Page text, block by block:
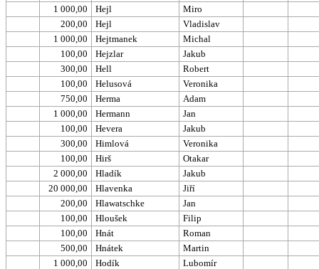
1 000,00
Hejl
Miro
200,00
Hejl
Vladislav
1 000,00
Hejtmanek
Michal
100,00
Hejzlar
Jakub
300,00
Hell
Robert
100,00
Helusová
Veronika
750,00
Herma
Adam
1 000,00
Hermann
Jan
100,00
Hevera
Jakub
300,00
Himlová
Veronika
100,00
Hirš
Otakar
2 000,00
Hladík
Jakub
20 000,00
Hlavenka
Jiří
200,00
Hlawatschke
Jan
100,00
Hloušek
Filip
100,00
Hnát
Roman
500,00
Hnátek
Martin
1 000,00
Hodík
Lubomír